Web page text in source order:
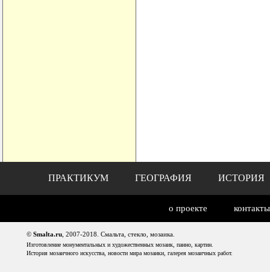
ПРАКТИКУМ ГЕОГРАФИЯ ИСТОРИЯ
о проекте контакты
© Smalta.ru , 2007-2018. Смальта, стекло, мозаика.
Изготовление монументальных и художественных мозаик, панно, картин.
История мозаичного искусства, новости мира мозаики, галерея мозаичных работ.